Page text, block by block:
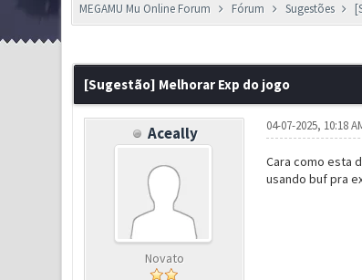
MEGAMU Mu Online Forum Fórum Sugestões
[Sugestão] Melhorar Exp do jogo
Aceally
Novato
04-07-2025, 10:18
Cara como esta
usando buf pra